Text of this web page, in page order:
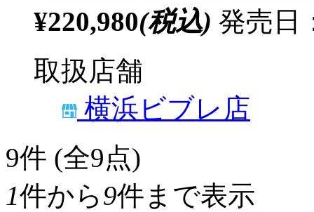
¥220,980(税込) 発売日
取扱店舗
横浜ビブレ店
9件 (全9点)
1件から9件まで表示